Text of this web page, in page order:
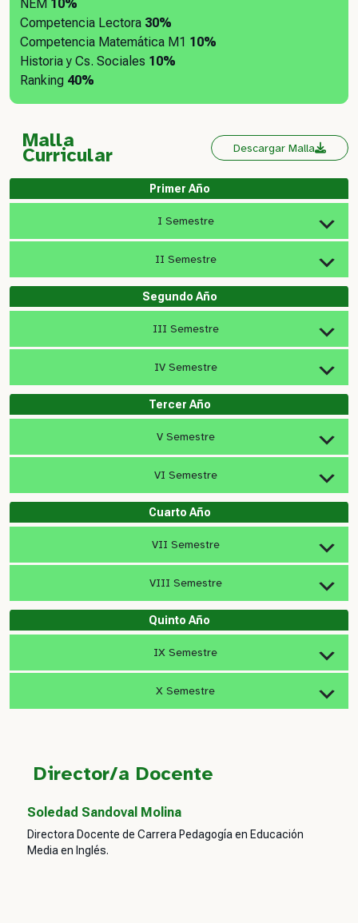
NEM 10%
Competencia Lectora 30%
Competencia Matemática M1 10%
Historia y Cs. Sociales 10%
Ranking 40%
Malla
Curricular Descargar Malla
Primer Año
I Semestre
II Semestre
Segundo Año
III Semestre
IV Semestre
Tercer Año
V Semestre
VI Semestre
Cuarto Año
VII Semestre
VIII Semestre
Quinto Año
IX Semestre
X Semestre
Director/a Docente
Soledad Sandoval Molina
Directora Docente de Carrera Pedagogía en Educación
Media en Inglés.